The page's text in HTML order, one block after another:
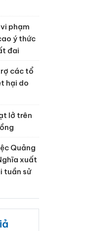
phạm
ý thức
đai
các tổ
hại do
lở trên
Quảng
xuất
tuần sử